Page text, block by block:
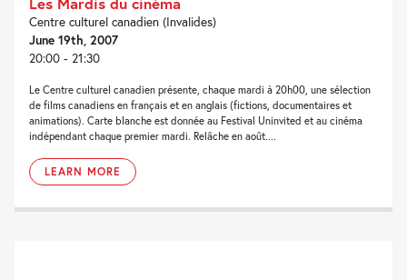
Centre culturel canadien (Invalides)
June 19th, 2007
20:00 - 21:30
Le Centre culturel canadien présente, chaque mardi à 20h00, une sélection
de films canadiens en français et en anglais (fictions, documentaires et
animations). Carte blanche est donnée au Festival Uninvited et au cinéma
indépendant chaque premier mardi. Relâche en août....
LEARN MORE